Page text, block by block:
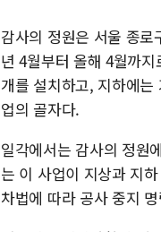
감사의 정원은 서울 종
년 4월부터 올해 4월까
개를 설치하고, 지하에
업의 골자다.
일각에서는 감사의 정원
는 이 사업이 지상과 지
차법에 따라 공사 중지